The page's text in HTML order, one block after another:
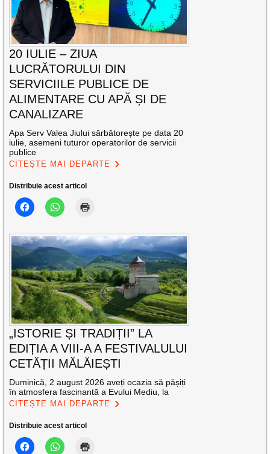
20 IULIE – ZIUA
LUCRĂTORULUI DIN
SERVICIILE PUBLICE DE
ALIMENTARE CU APĂ ȘI DE
CANALIZARE
Apa Serv Valea Jiului sărbătorește pe data 20
iulie, asemeni tuturor operatorilor de servicii
publice
CITEȘTE MAI DEPARTE
Distribuie acest articol
„ISTORIE ȘI TRADIȚII” LA
EDIȚIA A VIII-A A FESTIVALULUI
CETĂȚII MĂLĂIEȘTI
Duminică, 2 august 2026 aveți ocazia să pășiți
în atmosfera fascinantă a Evului Mediu, la
CITEȘTE MAI DEPARTE
Distribuie acest articol